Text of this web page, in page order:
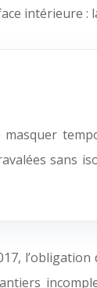
intérieure
sans